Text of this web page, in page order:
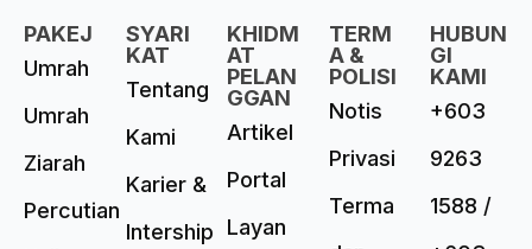
PAKEJ
Umrah
Umrah
Ziarah
Percutian
SYARI
KAT
Tentang
Kami
Karier &
Intership
KHIDM
AT
PELAN
GGAN
Artikel
Portal
Layan
TERM
A &
POLISI
Notis
Privasi
Terma
HUBUN
GI
KAMI
+603
9263
1588 /